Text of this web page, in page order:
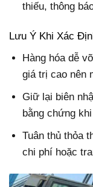
thiếu, thông
Lưu Ý Khi Xác
Hàng hóa dễ
giá trị cao nên
Giữ lại biên
bằng chứng
Tuân thủ thỏa
chi phí hoặc